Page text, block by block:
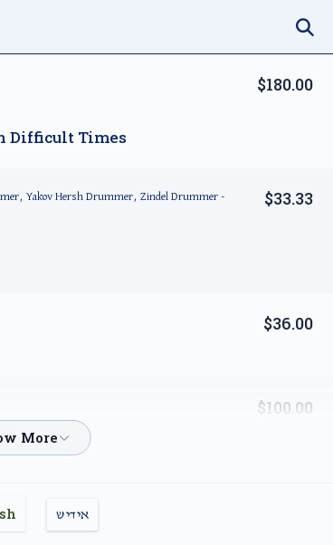
$180.00
Difficult Times
Yakov Hersh Drummer, Zindel Drummer - $33.33
$36.00
$100.00
אידיש